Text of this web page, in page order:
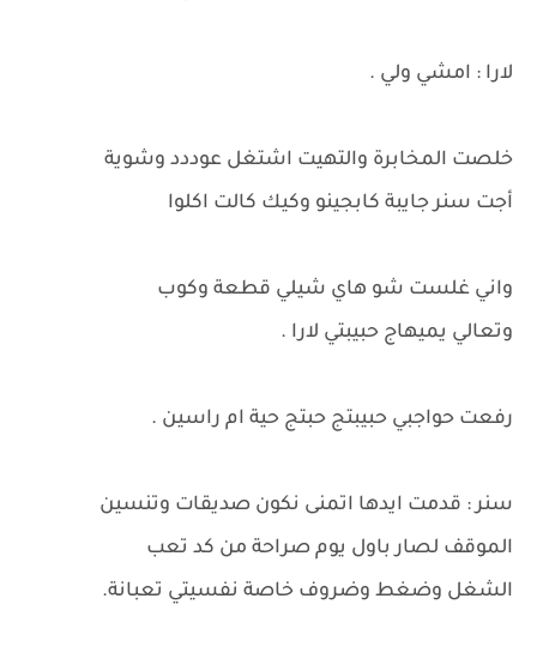
لارا : امشي ولي .
خلصت المخابرة والتهيت اشتغل عوددد وشوية
أجت سنر جايبة كابجينو وكيك كالت اكلوا
واني غلست شو هاي شيلي قطعة وكوب
وتعالي يميهاج حبيبتي لارا .
رفعت حواجبي حبيبتج حبتج حية ام راسين .
سنر : قدمت ايدها اتمنى نكون صديقات وتنسين
الموقف لصار باول يوم صراحة من كد تعب
الشغل وضغط وضروف خاصة نفسيتي تعبانة.